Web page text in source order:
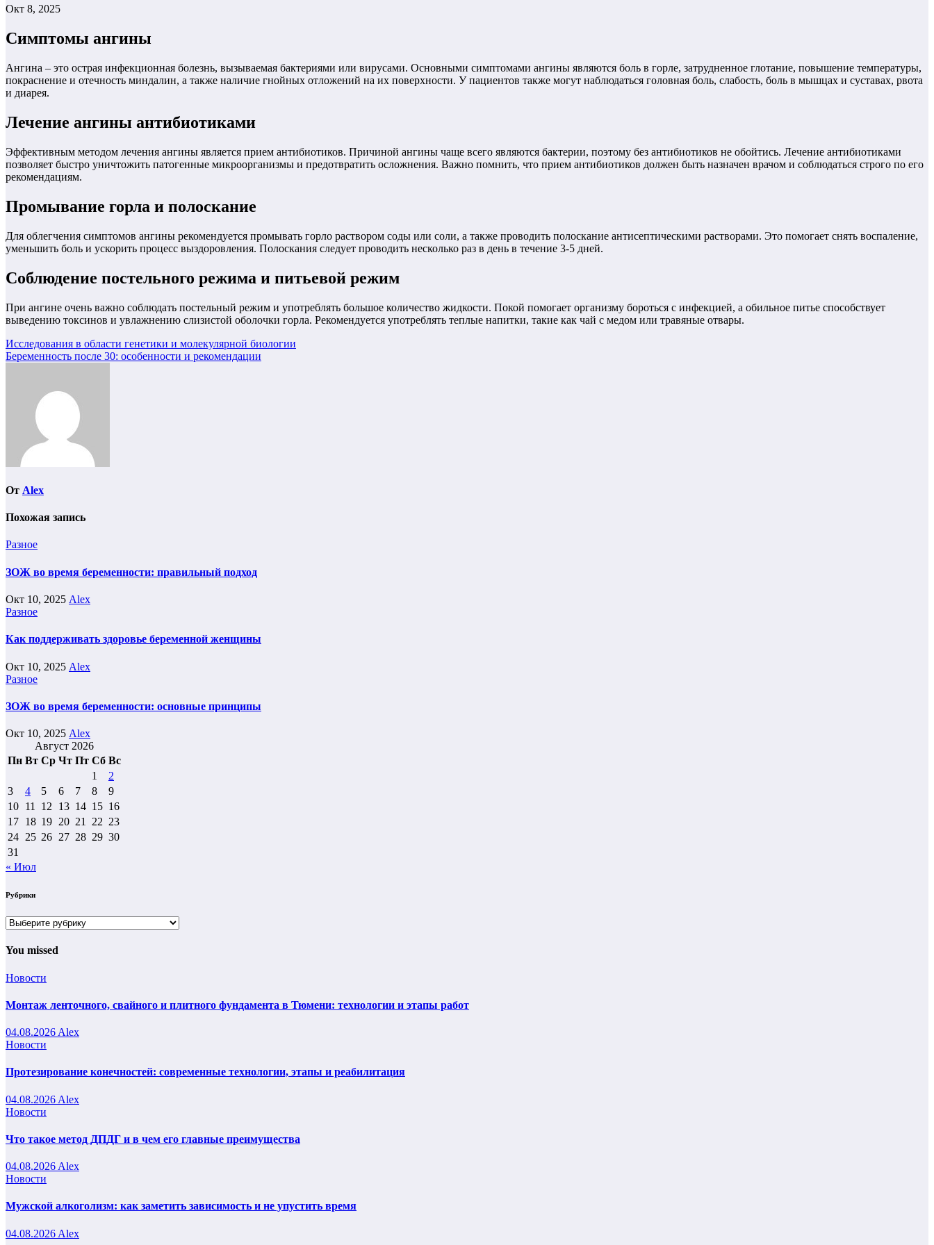
Окт 8, 2025
Симптомы ангины
Ангина – это острая инфекционная болезнь, вызываемая бактериями или вирусами. Основными симптомами ангины являются боль в горле, затрудненное глотание, повышение температуры,
покраснение и отечность миндалин, а также наличие гнойных отложений на их поверхности. У пациентов также могут наблюдаться головная боль, слабость, боль в мышцах и суставах, рвота
и диарея.
Лечение ангины антибиотиками
Эффективным методом лечения ангины является прием антибиотиков. Причиной ангины чаще всего являются бактерии, поэтому без антибиотиков не обойтись. Лечение антибиотиками
позволяет быстро уничтожить патогенные микроорганизмы и предотвратить осложнения. Важно помнить, что прием антибиотиков должен быть назначен врачом и соблюдаться строго по его
рекомендациям.
Промывание горла и полоскание
Для облегчения симптомов ангины рекомендуется промывать горло раствором соды или соли, а также проводить полоскание антисептическими растворами. Это помогает снять воспаление,
уменьшить боль и ускорить процесс выздоровления. Полоскания следует проводить несколько раз в день в течение 3-5 дней.
Соблюдение постельного режима и питьевой режим
При ангине очень важно соблюдать постельный режим и употреблять большое количество жидкости. Покой помогает организму бороться с инфекцией, а обильное питье способствует
выведению токсинов и увлажнению слизистой оболочки горла. Рекомендуется употреблять теплые напитки, такие как чай с медом или травяные отвары.
Навигация
по
Исследования в области генетики и молекулярной биологии
Беременность после 30: особенности и рекомендации
От Alex
Похожая запись
Разное
ЗОЖ во время беременности: правильный подход
Окт 10, 2025 Alex
Разное
Как поддерживать здоровье беременной женщины
Окт 10, 2025 Alex
Разное
ЗОЖ во время беременности: основные принципы
Окт 10, 2025 Alex
Август 2026
Пн Вт Ср Чт Пт Сб Вс
1
2
3
4 5 6 7 8
9
10 11 12 13 14 15 16
17 18 19 20 21 22 23
24 25 26 27 28 29 30
31
« Июл
Рубрики
Рубрики
You missed
Новости
Монтаж ленточного, свайного и плитного фундамента в Тюмени: технологии и этапы работ
04.08.2026 Alex
Новости
Протезирование конечностей: современные технологии, этапы и реабилитация
04.08.2026 Alex
Новости
Что такое метод ДПДГ и в чем его главные преимущества
04.08.2026 Alex
Новости
Мужской алкоголизм: как заметить зависимость и не упустить время
04.08.2026 Alex